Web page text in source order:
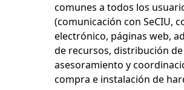
comunes a todos los
(comunicación con SeCIU,
electrónico, páginas web,
de recursos, distribución
asesoramiento y
compra e instalación de